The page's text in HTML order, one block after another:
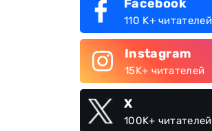
Facebook
110 K+ читателей
Instagram
15K+ читателей
X
100K+ читателей